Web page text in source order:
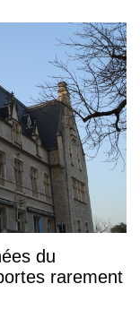
du
rarement